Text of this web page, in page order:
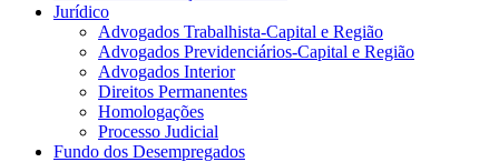
Jurídico
Advogados Trabalhista-Capital e Região
Advogados Previdenciários-Capital e Região
Advogados Interior
Direitos Permanentes
Homologações
Processo Judicial
Fundo dos Desempregados